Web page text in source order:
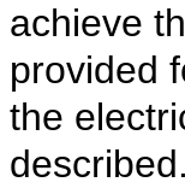
achieve
provided
the
described.